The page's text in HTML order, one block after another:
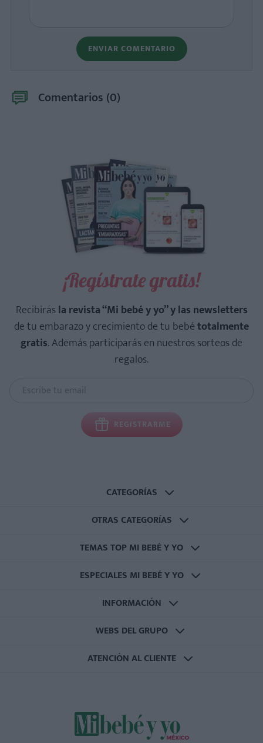
ENVIAR COMENTARIO
Comentarios (0)
¡Regístrate gratis!
Recibirásla revista “Mi bebé y yo” y las newsletters
de tu embarazo y crecimiento de tu bebétotalmente
gratis. Además participarás en nuestros sorteos de
regalos.
REGISTRARME
CATEGORÍAS
OTRAS CATEGORÍAS
TEMAS TOP MI BEBÉ Y YO
ESPECIALES MI BEBÉ Y YO
INFORMACIÓN
WEBS DEL GRUPO
ATENCIÓN AL CLIENTE